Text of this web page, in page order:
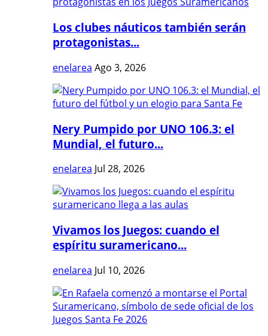
Los clubes náuticos también serán
protagonistas...
enelarea Ago 3, 2026
Nery Pumpido por UNO 106.3: el
Mundial, el futuro...
enelarea Jul 28, 2026
Vivamos los Juegos: cuando el
espíritu suramericano...
enelarea Jul 10, 2026